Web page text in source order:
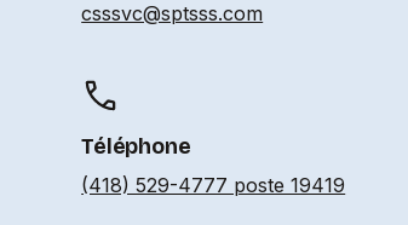
csssvc@sptsss.com
Téléphone
(418) 529-4777 poste 19419